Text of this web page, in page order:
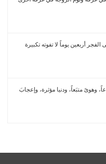
أربعين يوماً لا تفوته تكبيرة
وهوىً متبَعاً، ودنيا مؤثرة، وإعجابَ